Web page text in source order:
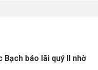
Bạch báo lãi quý II nhờ